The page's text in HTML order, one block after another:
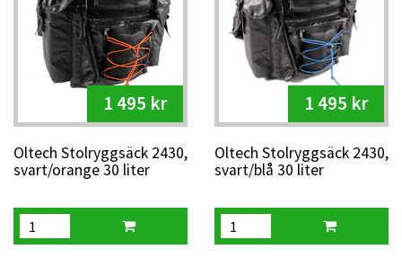
1 495 kr
Oltech Stolryggsäck 2430,
svart/orange 30 liter
1 495 kr
Oltech Stolryggsäck 2430,
svart/blå 30 liter